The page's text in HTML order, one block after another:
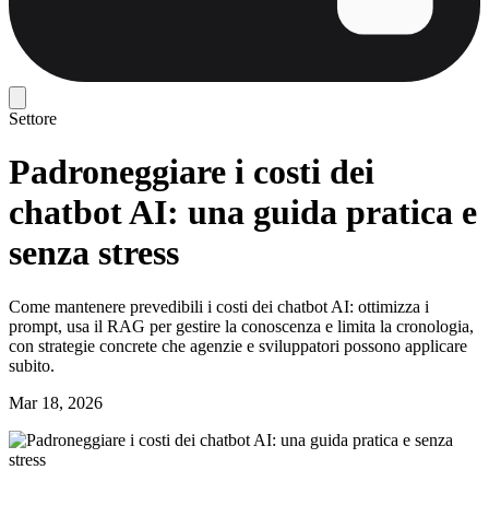
Settore
Padroneggiare i costi dei
chatbot AI: una guida pratica e
senza stress
Come mantenere prevedibili i costi dei chatbot AI: ottimizza i
prompt, usa il RAG per gestire la conoscenza e limita la cronologia,
con strategie concrete che agenzie e sviluppatori possono applicare
subito.
Mar 18, 2026